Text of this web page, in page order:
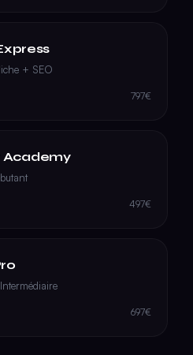
+ SEO
797€
Academy
497€
697€